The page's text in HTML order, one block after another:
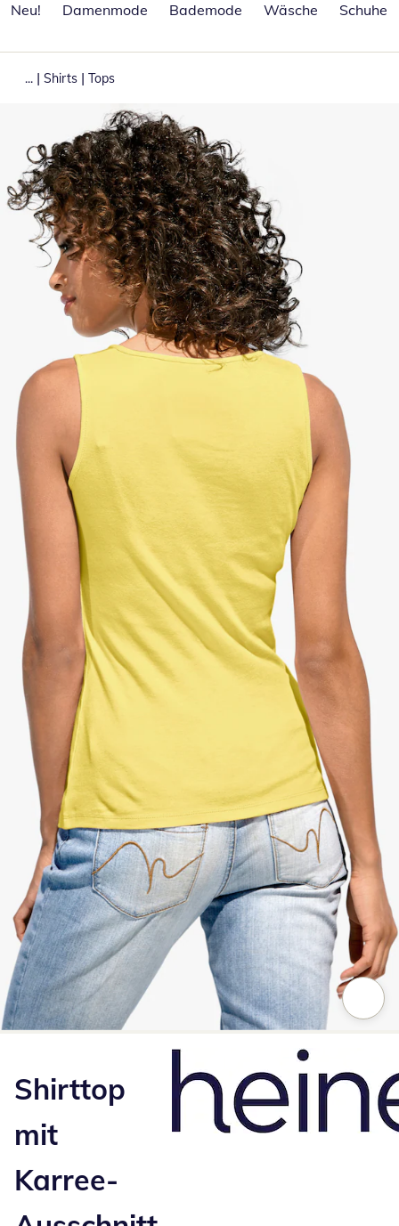
Neu!
Damenmode Bademode Wäsche Schuhe
... | Shirts | Tops
Shirttop
mit
Karree-